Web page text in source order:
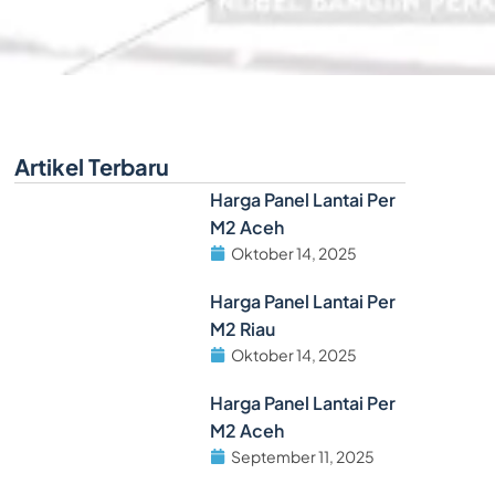
Artikel Terbaru
Harga Panel Lantai Per
M2 Aceh
Oktober 14, 2025
Harga Panel Lantai Per
M2 Riau
Oktober 14, 2025
Harga Panel Lantai Per
M2 Aceh
September 11, 2025